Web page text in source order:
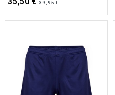
39,95 €